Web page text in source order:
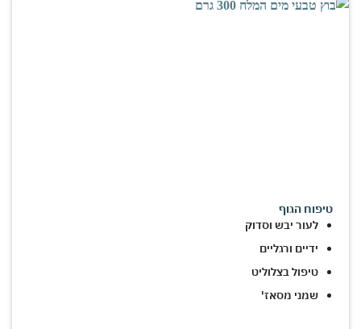
טיפוח הגוף
לעור יבש וסדוק
ידיים ורגליים
טיפול בצלוליט
שמני מסאז'